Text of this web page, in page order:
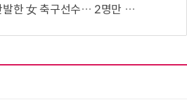
축구선수… 2명만 호주 시민권 취득